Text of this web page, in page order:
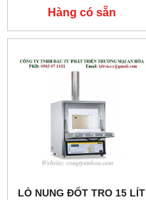
1100OC MODEL:LVT15/11
Hàng có sẵn
LÒ NUNG ĐỐT TRO 15 LÍT